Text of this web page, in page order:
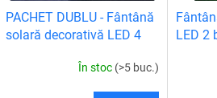
PACHET DUBLU - Fântână
solară decorativă LED 4
În stoc (>5 buc.)
LED 2